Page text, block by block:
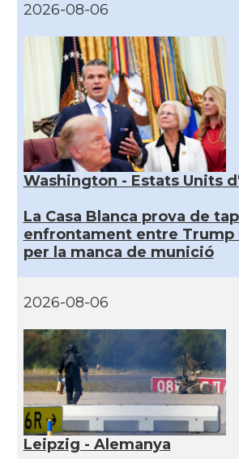
2026-08-06
Washington - Estats Units
La Casa Blanca prova de
enfrontament entre Trump
per la manca de munició
2026-08-06
Leipzig - Alemanya